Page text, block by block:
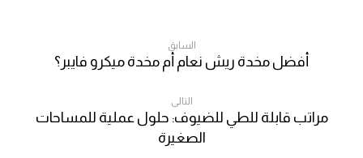
السابق
أفضل مخدة ريش نعام أم مخدة ميكرو فايبر؟
التالى
مراتب قابلة للطي للضيوف: حلول عملية للمساحات
الصغيرة